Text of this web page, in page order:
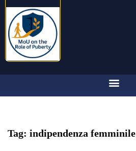
Tag: indipendenza femminile